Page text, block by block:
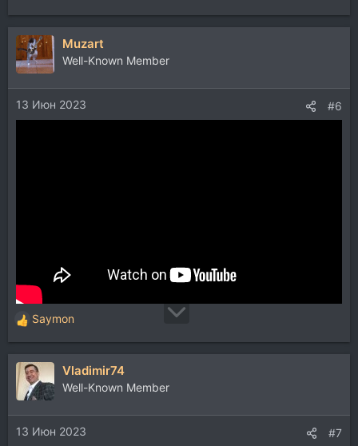
Muzart
Well-Known Member
13 Июн 2023 #6
Р
е
а
к
ц
и
и
:
Saymon
Vladimir74
Well-Known Member
13 Июн 2023 #7